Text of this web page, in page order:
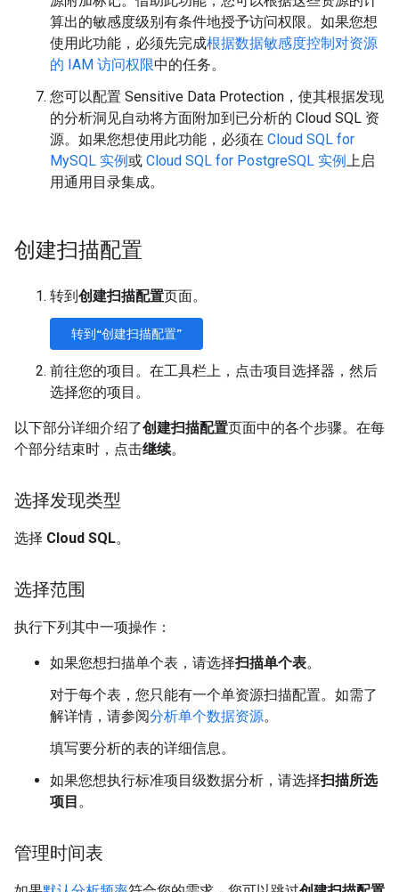
算出的敏感度级别有条件地授予访问权限。如果您想
使用此功能，必须先完成根据数据敏感度控制对资源
的 IAM 访问权限中的任务。
您可以配置 Sensitive Data Protection，使其根据发现
的分析洞见自动将方面附加到已分析的 Cloud SQL 资
源。如果您想使用此功能，必须在 Cloud SQL for
MySQL 实例或 Cloud SQL for PostgreSQL 实例上启
用通用目录集成。
创建扫描配置
转到创建扫描配置页面。
转到“创建扫描配置”
前往您的项目。在工具栏上，点击项目选择器，然后
选择您的项目。
以下部分详细介绍了创建扫描配置页面中的各个步骤。在每
个部分结束时，点击继续。
选择发现类型
选择 Cloud SQL。
选择范围
执行下列其中一项操作：
如果您想扫描单个表，请选择扫描单个表。
对于每个表，您只能有一个单资源扫描配置。如需了
解详情，请参阅分析单个数据资源。
填写要分析的表的详细信息。
如果您想执行标准项目级数据分析，请选择扫描所选
项目。
管理时间表